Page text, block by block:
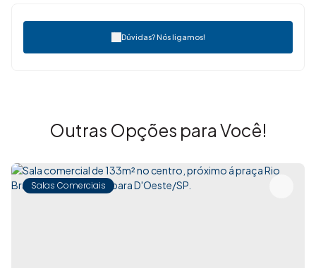
Dúvidas? Nós ligamos!
Outras Opções para Você!
Salas Comerciais